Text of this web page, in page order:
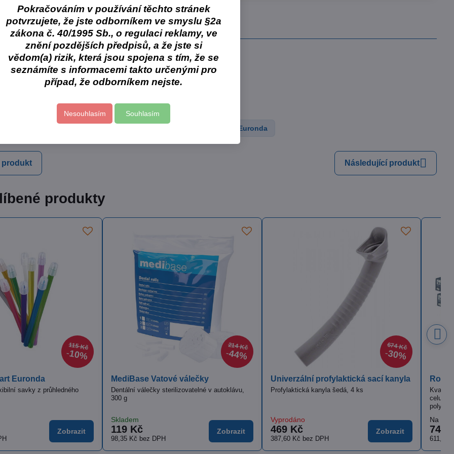
Popis
balení s opakovaně uzavíratelným systémem
lepší absorbci, fólie chrání spolehlivě pacientův oděv
cm
Euronda
produkt Následující produkt
produkty
674 Kč
30%
profylaktická sací kanyla
kanyla šedá, 4 ks
bez DPH
Zobrazit
Roušky Monoart Towel-Up
Kvalitní ochranné roušky pro pacienta z čisté
Na objednávku
740 Kč
611,57 Kčbez DPH
Zobrazit
Tampony Linon sterilní
Stáčené gázové tampony z bělených
Skladem
od 12,66 Kč
od 11,30 Kčbez DPH
Zobrazit
Zobrazit
Skladem
od 269 Kč
od 222,31 Kč bez DPH
Zobrazit 79 Kč
70,54 Kč
Pokračováním v používání těchto stránek
potvrzujete, že jste odborníkem ve smyslu §2a
zákona č. 40/1995 Sb., o regulaci reklamy, ve
znění pozdějších předpisů, a že jste si
vědom(a) rizik, která jsou spojena s tím, že se
seznámíte s informacemi takto určenými pro
případ, že odborníkem nejste.
Nesouhlasím Souhlasím